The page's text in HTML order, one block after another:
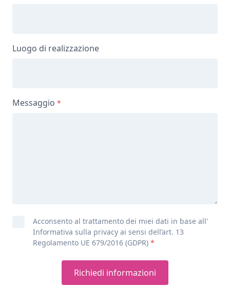
Luogo di realizzazione
Messaggio
Acconsento al trattamento dei miei dati in base all'
Informativa sulla privacy ai sensi dell’art. 13
Regolamento UE 679/2016 (GDPR)
Richiedi informazioni